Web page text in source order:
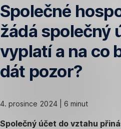
Společné
žádá společný
vyplatí a na co
dát pozor?
4. prosince 2024 | 6 minut
Společný účet do vztahu